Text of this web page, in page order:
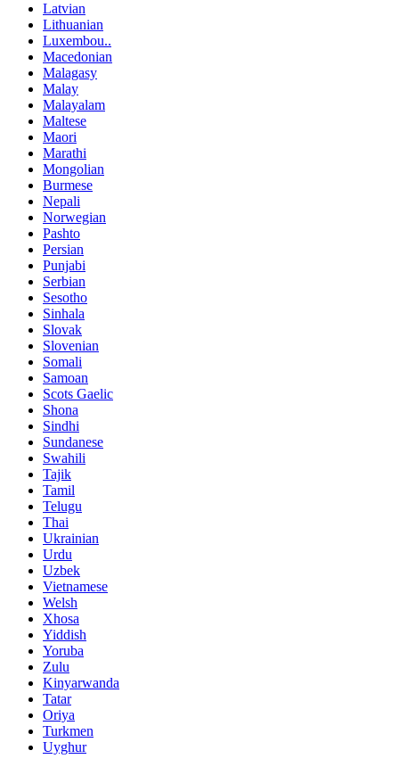
Latvian
Lithuanian
Luxembou..
Macedonian
Malagasy
Malay
Malayalam
Maltese
Maori
Marathi
Mongolian
Burmese
Nepali
Norwegian
Pashto
Persian
Punjabi
Serbian
Sesotho
Sinhala
Slovak
Slovenian
Somali
Samoan
Scots Gaelic
Shona
Sindhi
Sundanese
Swahili
Tajik
Tamil
Telugu
Thai
Ukrainian
Urdu
Uzbek
Vietnamese
Welsh
Xhosa
Yiddish
Yoruba
Zulu
Kinyarwanda
Tatar
Oriya
Turkmen
Uyghur